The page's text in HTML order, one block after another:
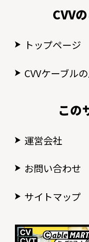
CVV
トップページ
CVVケーブル
この
運営会社
お問い合わせ
サイトマップ